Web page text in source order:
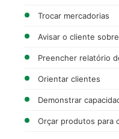
Trocar mercadorias
Avisar o cliente
Preencher relatório
Orientar clientes
Demonstrar
Orçar produtos para